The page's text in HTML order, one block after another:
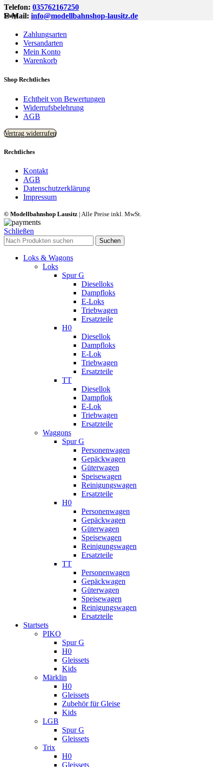
Telefon: 035762167250
E-Mail: info@modellbahnshop-lausitz.de
Shop
Zahlungsarten
Versandarten
Mein Konto
Warenkorb
Shop Rechtliches
Echtheit von Bewertungen
Widerrufsbelehrung
AGB
Vertrag widerrufen
Rechtliches
Kontakt
AGB
Datenschutzerklärung
Impressum
© Modellbahnshop Lausitz | Alle Preise inkl. MwSt.
Schließen
Suchen
Loks & Wagons
Loks
Spur G
Dieselloks
Dampfloks
E-Loks
Triebwagen
Ersatzteile
H0
Diesellok
Dampfloks
E-Lok
Triebwagen
Ersatzteile
TT
Diesellok
Dampflok
E-Lok
Triebwagen
Ersatzteile
Waggons
Spur G
Personenwagen
Gepäckwagen
Güterwagen
Speisewagen
Reinigungswagen
Ersatzteile
H0
Personenwagen
Gepäckwagen
Güterwagen
Speisewagen
Reinigungswagen
Ersatzteile
TT
Personenwagen
Gepäckwagen
Güterwagen
Speisewagen
Reinigungswagen
Ersatzteile
Startsets
PIKO
Spur G
H0
Gleissets
Kids
Märklin
H0
Gleissets
Zubehör für Gleise
Kids
LGB
Spur G
Gleissets
Trix
H0
Gleissets